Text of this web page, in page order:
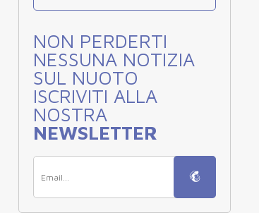
NON PERDERTI
NESSUNA NOTIZIA
SUL NUOTO
ISCRIVITI ALLA
NOSTRA
NEWSLETTER